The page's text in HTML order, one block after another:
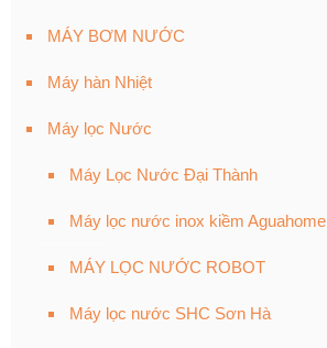
MÁY BƠM NƯỚC
Máy hàn Nhiệt
Máy lọc Nước
Máy Lọc Nước Đại Thành
Máy lọc nước inox kiềm Aguahome
MÁY LỌC NƯỚC ROBOT
Máy lọc nước SHC Sơn Hà